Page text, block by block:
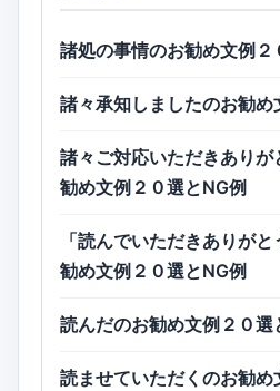
諸処の事情のお勧め文例２
諸々承知しましたのお勧め
諸々ご対応いただきあり
勧め文例２０選とNG例
「読んでいただきありが
勧め文例２０選とNG例
読んだのお勧め文例２０選
読ませていただくのお勧め